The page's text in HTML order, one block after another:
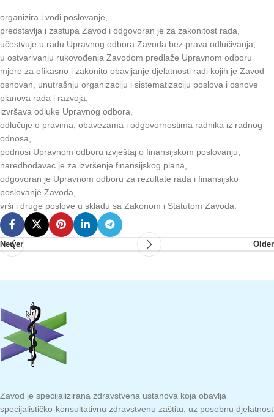
organizira i vodi poslovanje,
predstavlja i zastupa Zavod i odgovoran je za zakonitost rada,
učestvuje u radu Upravnog odbora Zavoda bez prava odlučivanja,
u ostvarivanju rukovođenja Zavodom predlaže Upravnom odboru
mjere za efikasno i zakonito obavljanje djelatnosti radi kojih je Zavod
osnovan, unutrašnju organizaciju i sistematizaciju poslova i osnove
planova rada i razvoja,
izvršava odluke Upravnog odbora,
odlučuje o pravima, obavezama i odgovornostima radnika iz radnog
odnosa,
podnosi Upravnom odboru izvještaj o finansijskom poslovanju,
naredbodavac je za izvršenje finansijskog plana,
odgovoran je Upravnom odboru za rezultate rada i finansijsko
poslovanje Zavoda,
vrši i druge poslove u skladu sa Zakonom i Statutom Zavoda.
Newer Older
Zavod je specijalizirana zdravstvena ustanova koja obavlja
specijalističko-konsultativnu zdravstvenu zaštitu, uz posebnu djelatnost